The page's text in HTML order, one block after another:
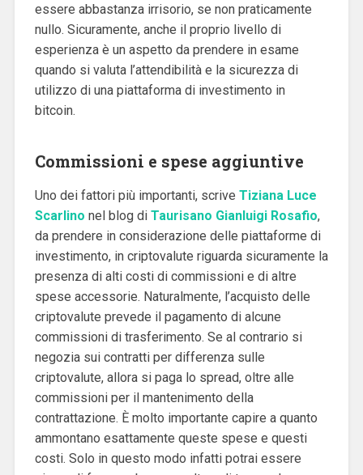
essere abbastanza irrisorio, se non praticamente
nullo. Sicuramente, anche il proprio livello di
esperienza è un aspetto da prendere in esame
quando si valuta l’attendibilità e la sicurezza di
utilizzo di una piattaforma di investimento in
bitcoin.
Commissioni e spese aggiuntive
Uno dei fattori più importanti, scrive Tiziana Luce
Scarlino nel blog di Taurisano Gianluigi Rosafio,
da prendere in considerazione delle piattaforme di
investimento, in criptovalute riguarda sicuramente la
presenza di alti costi di commissioni e di altre
spese accessorie. Naturalmente, l’acquisto delle
criptovalute prevede il pagamento di alcune
commissioni di trasferimento. Se al contrario si
negozia sui contratti per differenza sulle
criptovalute, allora si paga lo spread, oltre alle
commissioni per il mantenimento della
contrattazione. È molto importante capire a quanto
ammontano esattamente queste spese e questi
costi. Solo in questo modo infatti potrai essere